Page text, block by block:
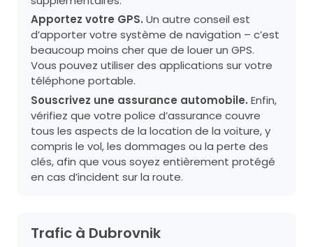
Apportez votre GPS. Un autre conseil est
d’apporter votre système de navigation – c’est
beaucoup moins cher que de louer un GPS.
Vous pouvez utiliser des applications sur votre
téléphone portable.
Souscrivez une assurance automobile. Enfin,
vérifiez que votre police d’assurance couvre
tous les aspects de la location de la voiture, y
compris le vol, les dommages ou la perte des
clés, afin que vous soyez entièrement protégé
en cas d’incident sur la route.
Trafic à Dubrovnik